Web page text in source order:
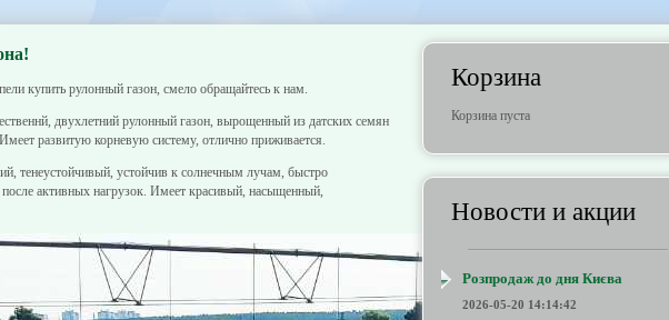
купить рулонный газон, смело обращайтесь к нам.
двухлетний рулонный газон, вырощенный из датских семян
развитую корневую систему, отлично приживается.
тенеустойчивый, устойчив к солнечным лучам, быстро
после активных нагрузок. Имеет красивый, насыщенный,
Корзина
Корзина пуста
Новости и акции
Розпродаж до дня Києва
2026-05-20 14:14:42